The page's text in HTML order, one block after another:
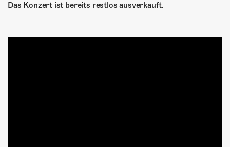
Das Konzert ist bereits restlos ausverkauft.